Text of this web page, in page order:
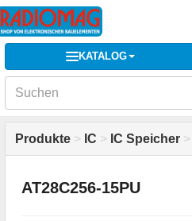
KATALOG
Produkte > IC > IC Speicher >
AT28C256-15PU